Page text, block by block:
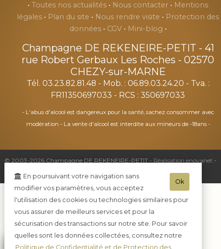
• Toutes nos actualités • Nous contacter • Mentions
légales • Plan du site • Nous rendre visite • Protection des
données • CGV • Mini-blog •
Champagne DE REKENEIRE-PETIT - 41
rue Robert Gerbaux Les Roches - 02570
CHEZY-sur-MARNE
Tél. 03.23.82.81.48 - Mob. : 06.89.03.24.20 - Tva. :
FR11350697033 - RCS : 350697033
- L'abus d'alcool est dangereux pour la santé, sachez consommer avec
modération - La vente d'alcool est interdite aux mineurs de -18ans -
© 2003-2026 Champagne DE REKENEIRE-PETIT - Réalisation enovanet -
Moteur eChampagne- 1 visiteur connecté.
Ok
En poursuivant votre navigation sans
modifier vos paramètres, vous acceptez
l'utilisation des cookies ou technologies similaires pour
vous assurer de meilleurs services et pour la
sécurisation des transactions sur notre site. Pour savoir
quelles sont les données collectées, consultez notre
Politique de Confidentialité et de Protection des